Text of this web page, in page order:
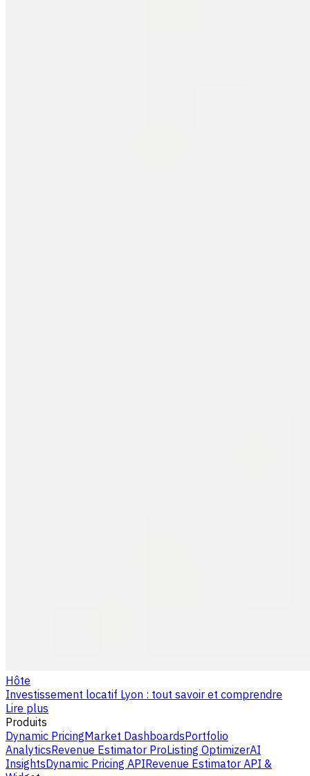
Hôte
Investissement locatif Lyon : tout savoir et comprendre
Lire plus
Produits
Dynamic PricingMarket DashboardsPortfolio
AnalyticsRevenue Estimator ProListing OptimizerAI
InsightsDynamic Pricing APIRevenue Estimator API &